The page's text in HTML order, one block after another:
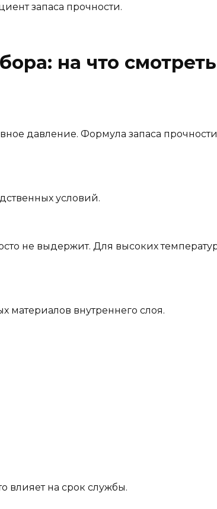
запаса прочности.
на что
давление. Формула запаса прочности
условий.
не выдержит. Для высоких
материалов внутреннего слоя.
влияет на срок службы.